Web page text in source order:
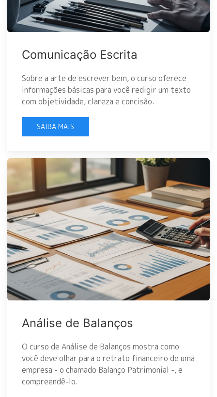
Comunicação Escrita
Sobre a arte de escrever bem, o curso oferece
informações básicas para você redigir um texto
com objetividade, clareza e concisão.
SAIBA MAIS
Análise de Balanços
O curso de Análise de Balanços mostra como
você deve olhar para o retrato financeiro de uma
empresa - o chamado Balanço Patrimonial -, e
compreendê-lo.